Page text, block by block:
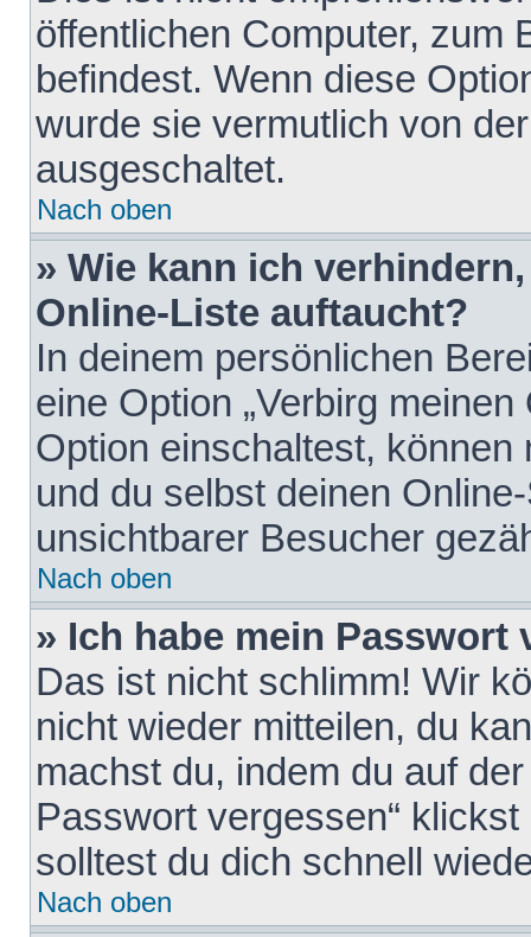
öffentlichen Computer, zum
befindest. Wenn diese
wurde sie vermutlich von
ausgeschaltet.
Nach oben
» Wie kann ich
Online-Liste auftaucht?
In deinem persönlichen
eine Option „Verbirg
Option einschaltest,
und du selbst deinen
unsichtbarer Besucher
Nach oben
» Ich habe mein Passwort
Das ist nicht schlimm! Wir
nicht wieder mitteilen, du
machst du, indem du auf
Passwort vergessen“
solltest du dich schnell
Nach oben